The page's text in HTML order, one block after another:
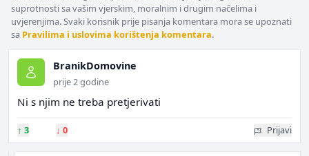
suprotnosti sa vašim vjerskim, moralnim i drugim načelima i
uvjerenjima. Svaki korisnik prije pisanja komentara mora se upoznati
sa Pravilima i uslovima korištenja komentara.
BranikDomovine
prije 2 godine
Ni s njim ne treba pretjerivati
↑ 3 ↓ 0 Prijavi